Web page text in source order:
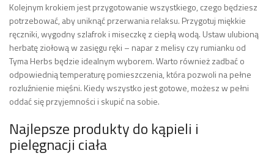
Kolejnym krokiem jest przygotowanie wszystkiego, czego będziesz
potrzebować, aby uniknąć przerwania relaksu. Przygotuj miękkie
ręczniki, wygodny szlafrok i miseczkę z ciepłą wodą. Ustaw ulubioną
herbatę ziołową w zasięgu ręki – napar z melisy czy rumianku od
Tyma Herbs będzie idealnym wyborem. Warto również zadbać o
odpowiednią temperaturę pomieszczenia, która pozwoli na pełne
rozluźnienie mięśni. Kiedy wszystko jest gotowe, możesz w pełni
oddać się przyjemności i skupić na sobie.
Najlepsze produkty do kąpieli i
pielęgnacji ciała